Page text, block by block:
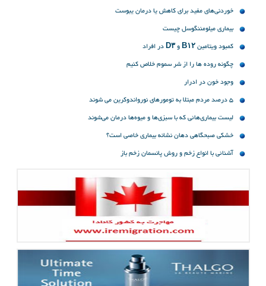
خوردنی‌های مفید برای کاهش یا درمان یبوست
بیماری میلومننگوسل چیست
کمبود ویتامین B۱۲ و D۳ در افراد
چگونه روده ها را از شر سموم خلاص کنیم
وجود خون در ادرار
۵ درصد مردم مبتلا به تومورهای نورواندوکرین می شوند
لیست بیماری‌هائی که با سبزی‌ها و میوه‌ها درمان می‌شوند
خشکی صبحگاهی دهان نشانه بیماری خاصی است؟
آشنائی با انواع زخم و روش پانسمان زخم باز